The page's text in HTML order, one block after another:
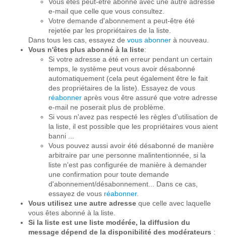
Vous êtes peut-être abonné avec une autre adresse
e-mail que celle que vous consultez.
Votre demande d'abonnement a peut-être été
rejetée par les propriétaires de la liste.
Dans tous les cas, essayez de vous abonner à nouveau.
Vous n'êtes plus abonné à la liste:
Si votre adresse a été en erreur pendant un certain
temps, le système peut vous avoir désabonné
automatiquement (cela peut également être le fait
des propriétaires de la liste). Essayez de vous
réabonner après vous être assuré que votre adresse
e-mail ne poserait plus de problème.
Si vous n'avez pas respecté les règles d'utilisation de
la liste, il est possible que les propriétaires vous aient
banni ...
Vous pouvez aussi avoir été désabonné de manière
arbitraire par une personne malintentionnée, si la
liste n'est pas configurée de manière à demander
une confirmation pour toute demande
d'abonnement/désabonnement... Dans ce cas,
essayez de vous réabonner.
Vous utilisez une autre adresse que celle avec laquelle
vous êtes abonné à la liste.
Si la liste est une liste modérée, la diffusion du
message dépend de la disponibilité des modérateurs :